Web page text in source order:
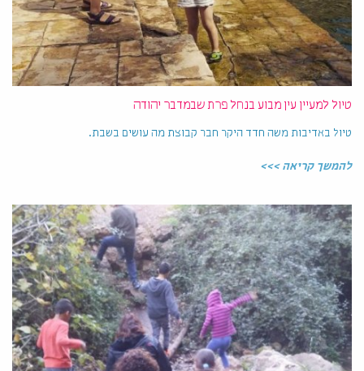
טיול למעיין עין מבוע בנחל פרת שבמדבר יהודה
טיול באדיבות משה חדד היקר חבר קבוצת מה עושים בשבת.
להמשך קריאה >>>